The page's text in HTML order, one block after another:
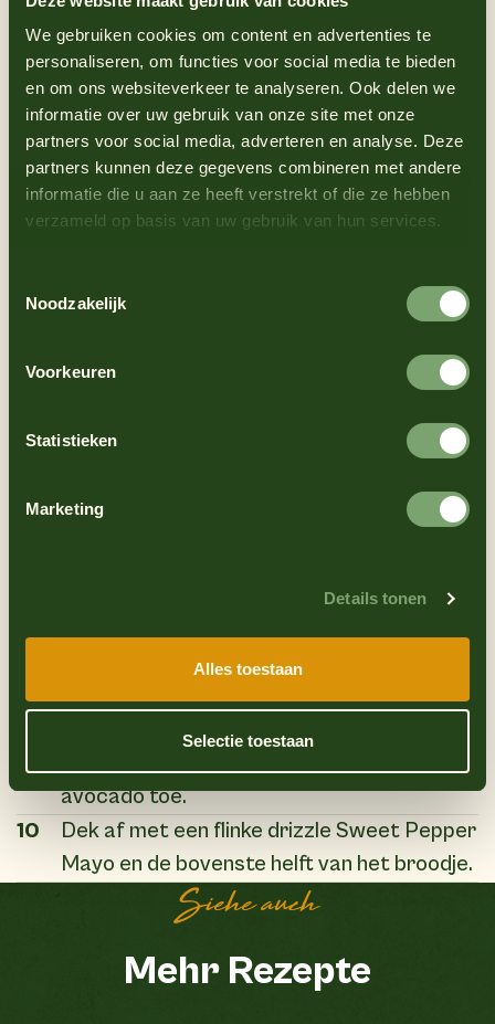
We gebruiken cookies om content en advertenties te
personaliseren, om functies voor social media te bieden
en om ons websiteverkeer te analyseren. Ook delen we
informatie over uw gebruik van onze site met onze
partners voor social media, adverteren en analyse. Deze
partners kunnen deze gegevens combineren met andere
informatie die u aan ze heeft verstrekt of die ze hebben
verzameld op basis van uw gebruik van hun services.
Noodzakelijk
Voorkeuren
Statistieken
Marketing
Details tonen
Alles toestaan
Selectie toestaan
1 Esslöffel Olivenöl
Sap van ½ limoen
Anweisungen
(10)
Koolsalade: meng gesneden kool, wortel en
limoensap toe, schep goed om en zet koel
Klop de kipfilets plat tot gelijke dikte.
Haal de kip door bloem ei paneermeel.
Verhit olie in een pan of frituurpan en bak
de kip 4–5 minuten per kant goudbruin en
Snijd de broodjes doormidden en rooster ze
Leg op de onderste helft van het broodje
Leg de krokante kipfilet erop.
avocado toe.
10
Dek af met een flinke drizzle Sweet Pepper
Mayo en de bovenste helft van het broodje.
Siehe auch
Mehr Rezepte